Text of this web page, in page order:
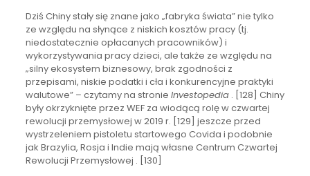
Dziś Chiny stały się znane jako „fabryka świata” nie tylko
ze względu na słynące z niskich kosztów pracy (tj.
niedostatecznie opłacanych pracowników) i
wykorzystywania pracy dzieci, ale także ze względu na
„silny ekosystem biznesowy, brak zgodności z
przepisami, niskie podatki i cła i konkurencyjne praktyki
walutowe” – czytamy na stronie Investopedia. [128] Chiny
były okrzyknięte przez WEF za wiodącą rolę w czwartej
rewolucji przemysłowej w 2019 r. [129] jeszcze przed
wystrzeleniem pistoletu startowego Covida i podobnie
jak Brazylia, Rosja i Indie mają własne Centrum Czwartej
Rewolucji Przemysłowej . [130]